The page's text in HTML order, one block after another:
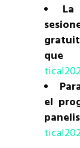
que
el